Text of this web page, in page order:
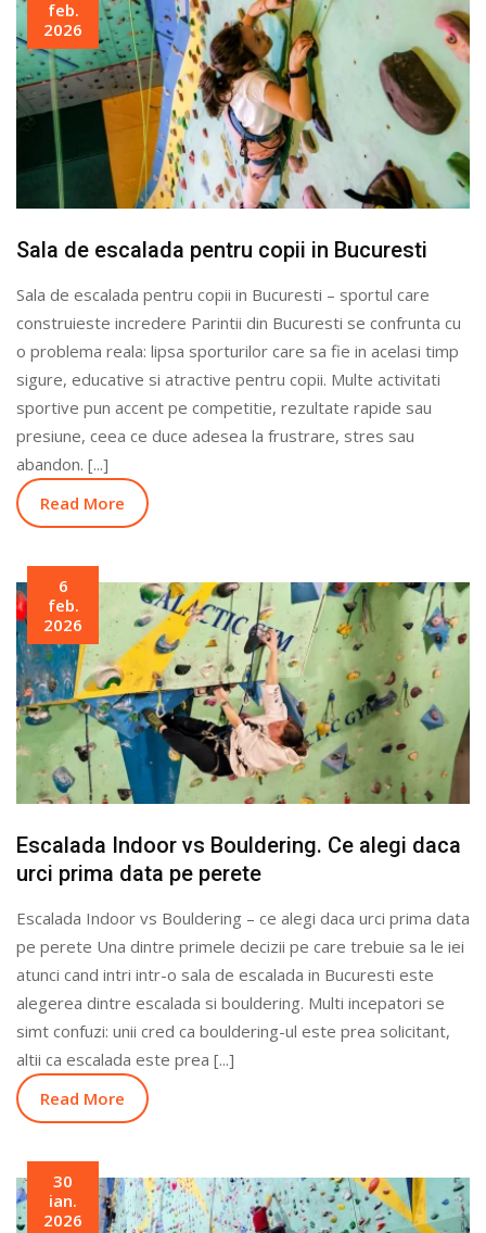
feb.
2026
Sala de escalada pentru copii in Bucuresti
Sala de escalada pentru copii in Bucuresti – sportul care
construieste incredere Parintii din Bucuresti se confrunta cu
o problema reala: lipsa sporturilor care sa fie in acelasi timp
sigure, educative si atractive pentru copii. Multe activitati
sportive pun accent pe competitie, rezultate rapide sau
presiune, ceea ce duce adesea la frustrare, stres sau
abandon. [...]
Read More
6
feb.
2026
Escalada Indoor vs Bouldering. Ce alegi daca
urci prima data pe perete
Escalada Indoor vs Bouldering – ce alegi daca urci prima data
pe perete Una dintre primele decizii pe care trebuie sa le iei
atunci cand intri intr-o sala de escalada in Bucuresti este
alegerea dintre escalada si bouldering. Multi incepatori se
simt confuzi: unii cred ca bouldering-ul este prea solicitant,
altii ca escalada este prea [...]
Read More
30
ian.
2026